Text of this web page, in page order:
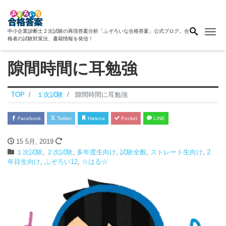
中小企業診断士２次試験の再現答案分析「ふぞろいな合格答案」公式ブログ。合
格者の試験対策法、書籍情報を発信！
隙間時間に耳勉強
TOP １次試験 隙間時間に耳勉強
Facebook Twitter Hatena Pocket LINE
15 5月, 2019
１次試験
２次試験 多年度生向け 試験全般 ストレート生向け
2
年目生向け ふぞろい12 ☆はる☆